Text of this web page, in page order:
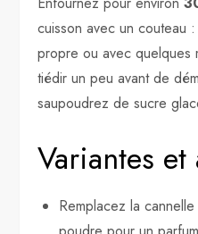
cuisson avec un couteau
propre ou avec quelques
tiédir un peu avant de
saupoudrez de sucre
Variantes et
Remplacez la